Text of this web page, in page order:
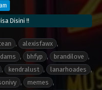
Disini !!
, alexisfawx ,
, bhfyp , brandilove
,
, kendralust , lanarhoades
,
, memes
,